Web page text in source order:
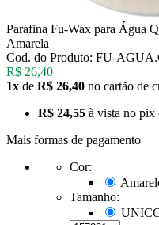
Parafina Fu-Wax para Água
Amarela
Cod. do Produto: FU-
R$ 26,40
1x de R$ 26,40 no cartão de
R$ 24,55 à vista no pix
Mais formas de pagamento
Cor:
Tamanho: